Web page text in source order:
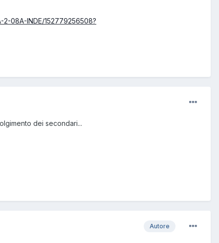
08A-INDE/152779256508?
dei secondari...
Autore